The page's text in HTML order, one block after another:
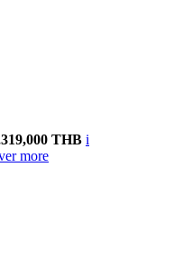
THB i
more